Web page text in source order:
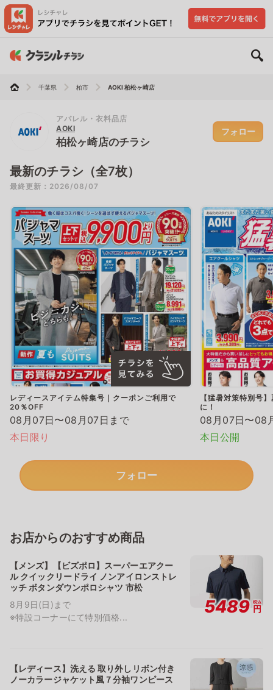
千葉県 柏市 AOKI 柏松ヶ崎店
アパレル・衣料品店
AOKI
柏松ヶ崎店のチラシ
フォロー
最新のチラシ（全7枚）
最終更新：2026/08/07
レディースアイテム特集号｜クーポンご利用で
20％OFF
08月07日〜08月07日まで
本日限り
【猛暑対策特別号
に！
08月07日〜08
本日公開
フォロー
お店からのおすすめ商品
【メンズ】【ビズポロ】スーパーエアクー
ル クイックリードライ ノンアイロンストレ
ッチ ボタンダウンポロシャツ 市松
8月9日(日)まで
※特設コーナーにて特別価格...
5489 税込
円
【レディース】洗える 取り外しリボン付き
ノーカラージャケット風７分袖ワンピース